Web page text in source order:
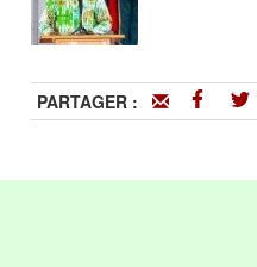
PARTAGER :